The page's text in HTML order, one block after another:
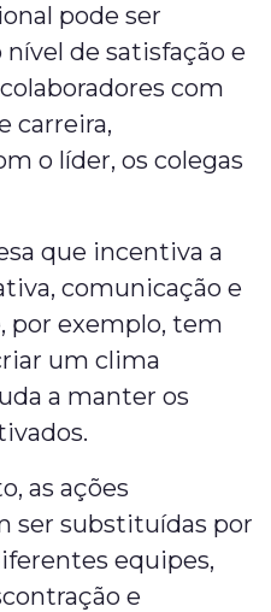
pode ser
de satisfação e
com
carreira,
o líder, os colegas
que incentiva a
comunicação e
por exemplo, tem
um clima
a manter os
as ações
ser substituídas por
equipes,
e